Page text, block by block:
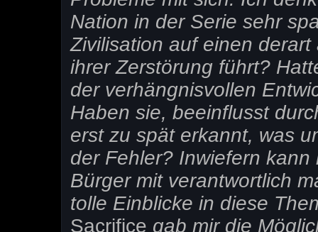
Nation in der Serie sehr
Zivilisation auf einen
ihrer Zerstörung führt?
der verhängnisvollen
Haben sie, beeinflusst
erst zu spät erkannt, was
der Fehler? Inwiefern
Bürger mit verantwortlich
tolle Einblicke in diese
Sacrifice gab mir die